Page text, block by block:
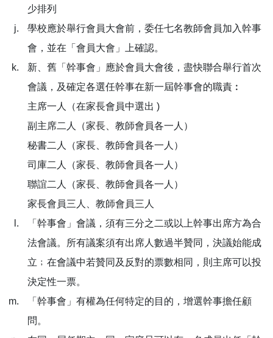
少排列
學校應於舉行會員大會前，委任七名教師會員加入幹事
會，並在「會員大會」上確認。
新、舊「幹事會」應於會員大會後，盡快聯合舉行首次
會議，及確定各選任幹事在新一屆幹事會的職責︰
主席一人（在家長會員中選出 )
副主席二人（家長、教師會員各一人）
秘書二人（家長、教師會員各一人）
司庫二人（家長、教師會員各一人）
聯誼二人（家長、教師會員各一人）
家長會員三人、教師會員三人
「幹事會」會議，須有三分之二或以上幹事出席方為合
法會議。所有議案須有出席人數過半贊同，決議始能成
立﹔在會議中若贊同及反對的票數相同，則主席可以投
決定性一票。
「幹事會」有權為任何特定的目的，增選幹事擔任顧
問。